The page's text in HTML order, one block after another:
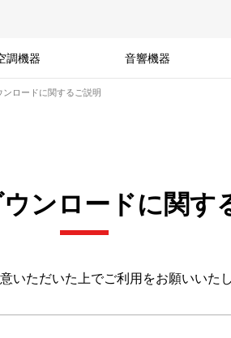
調機器 音響機器
ンロードに関するご説明
ンロードに関す
いただいた上でご利用をお願いいたし